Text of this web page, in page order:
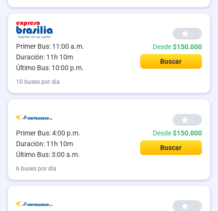
Primer Bus: 11:00 a.m.
Duración: 11h 10m
Último Bus: 10:00 p.m.
--
Desde$150.000
Buscar
10 buses por día
Primer Bus: 4:00 p.m.
Duración: 11h 10m
Último Bus: 3:00 a.m.
--
Desde$150.000
Buscar
6 buses por día
--